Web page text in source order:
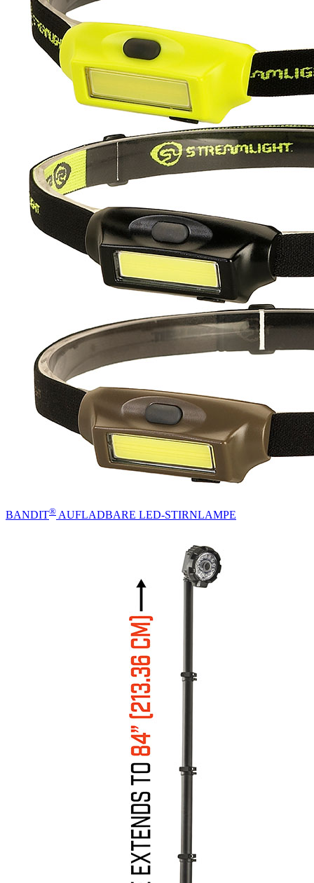
BANDIT® AUFLADBARE LED-STIRNLAMPE